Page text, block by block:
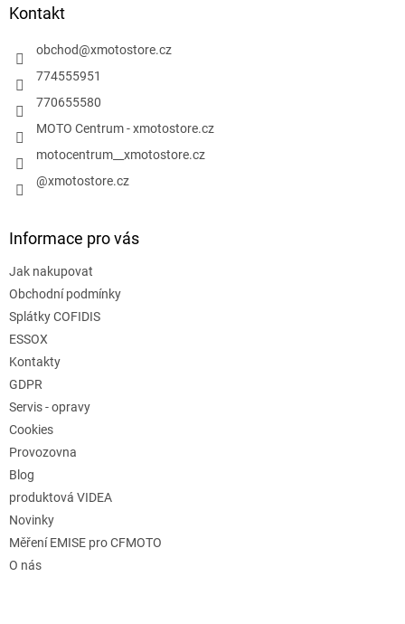
Kontakt
obchod@xmotostore.cz
774555951
770655580
MOTO Centrum - xmotostore.cz
motocentrum__xmotostore.cz
@xmotostore.cz
Informace pro vás
Jak nakupovat
Obchodní podmínky
Splátky COFIDIS
ESSOX
Kontakty
GDPR
Servis - opravy
Cookies
Provozovna
Blog
produktová VIDEA
Novinky
Měření EMISE pro CFMOTO
O nás